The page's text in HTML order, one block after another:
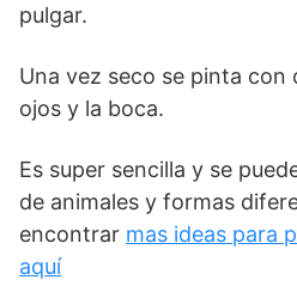
pulgar.
Una vez seco se pinta con
ojos y la boca.
Es super sencilla y se
de animales y formas
encontrar mas ideas para
aquí